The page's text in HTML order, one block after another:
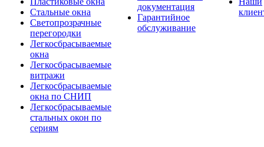
Стальные окна
Светопрозрачные
перегородки
Легкосбрасываемые
окна
Легкосбрасываемые
витражи
Легкосбрасываемые
окна по СНИП
Легкосбрасываемые
стальных окон по
сериям
документация
Гарантийное
обслуживание